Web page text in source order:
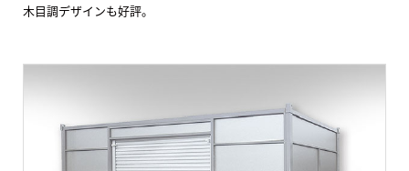
木目調デザインも好評。